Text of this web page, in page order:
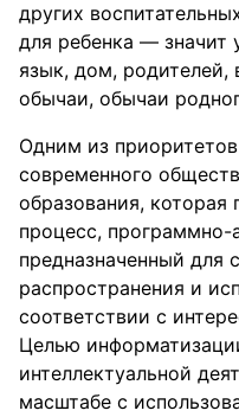
других
для ребенка — значит
язык, дом, родителей,
обычаи, обычаи
Одним из
современного
образования, которая
процесс, программно-
предназначенный для
распространения и
соответствии с
Целью
интеллектуальной
масштабе с